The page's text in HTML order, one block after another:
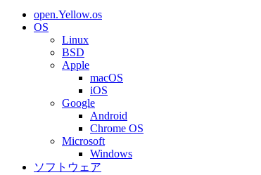
open.Yellow.os
OS
Linux
BSD
Apple
macOS
iOS
Google
Android
Chrome OS
Microsoft
Windows
ソフトウェア